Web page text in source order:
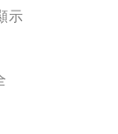
示